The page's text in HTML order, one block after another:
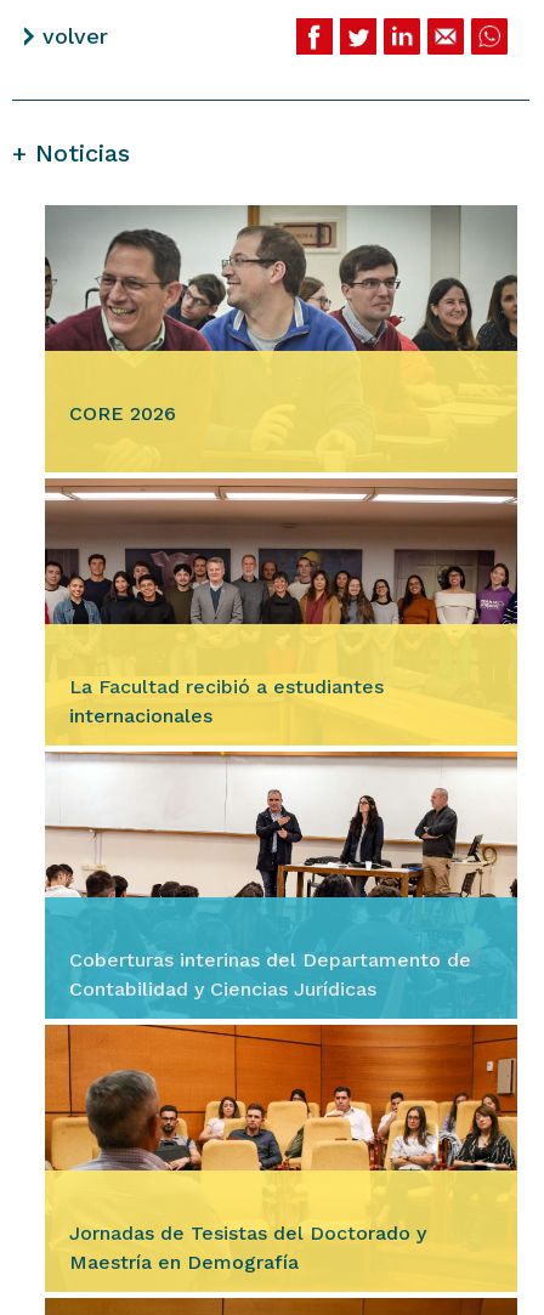
volver
+ Noticias
CORE 2026
Los días viernes 7 y sábado 8 de agosto, la
Facultad de Ciencias Económicas llevará a
cabo a una nueva edición del Córdoba
Economics Annual…
Ingresar
La Facultad recibió a estudiantes
internacionales
En la mañana del miércoles 5 de agosto, la
Facultad le dio la bienvenida a 23 estudiantes
internacionales que realizarán una estancia
académica durante…
Coberturas interinas del Departamento de
Contabilidad y Ciencias Jurídicas
El Departamento de Contabilidad y Ciencias
Jurídicas de nuestra Facultad llama a
inscripción de aspirantes para las coberturas
interinas de los siguientes…
Ingresar
Jornadas de Tesistas del Doctorado y
Maestría en Demografía